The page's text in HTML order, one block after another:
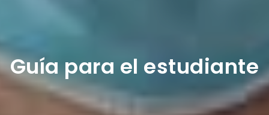
Guía para el estudiante